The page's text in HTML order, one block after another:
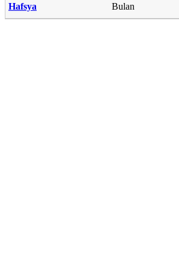
Hafsya Bulan